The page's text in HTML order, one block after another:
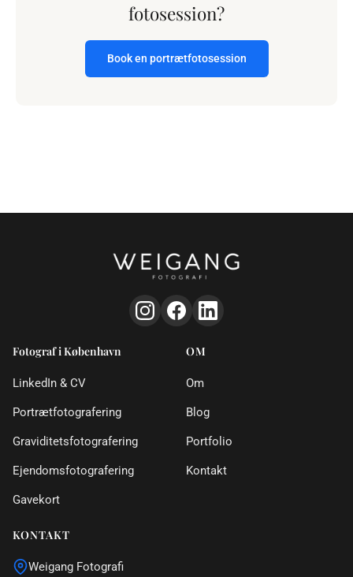
fotosession?
Book en portrætfotosession
Fotograf i København
LinkedIn & CV
Portrætfotografering
Graviditetsfotografering
Ejendomsfotografering
Gavekort
OM
Om
Blog
Portfolio
Kontakt
KONTAKT
Weigang Fotografi